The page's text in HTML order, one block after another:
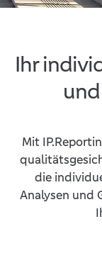
Ihr
Mit
die
Analysen und